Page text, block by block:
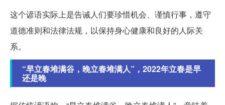
这个谚语实际上是告诫人们要珍惜机会、谨慎行事，遵守
道德准则和法律法规，以保持身心健康和良好的人际关
系。
“早立春堆满谷，晚立春堆满人”，2022年立春是早
还是晚